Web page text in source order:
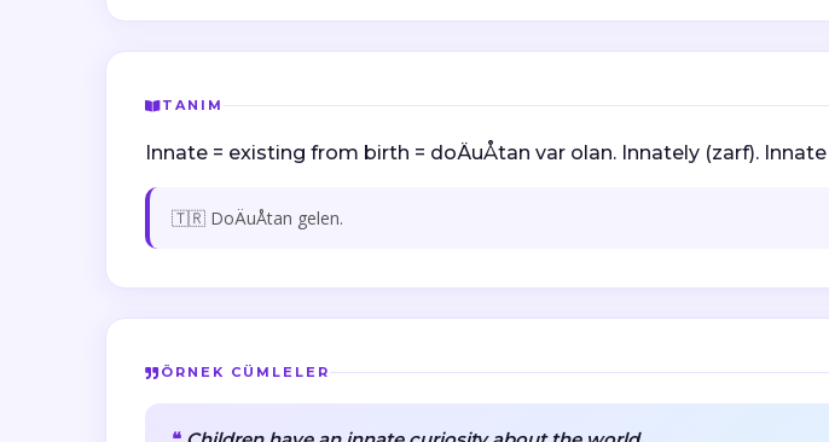
TANIM
Innate = existing from birth = doÄuÅtan var olan. Innately (zarf).
🇹🇷 DoÄuÅtan gelen.
ÖRNEK CÜMLELER